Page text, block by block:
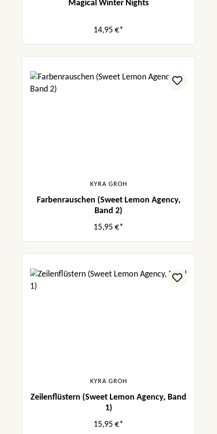
gefühlt, habe jede Emotion gespürt.“
„Groh ist es gelungen eine glaubhafte
Mischung aus Humor, Tiefgang und
Claudiasbuecherregal
Magical Winter Nights
14,95 €*
KYRA GROH
Farbenrauschen (Sweet Lemon Agency,
Band 2)
15,95 €*
KYRA GROH
Zeilenflüstern (Sweet Lemon Agency, Band
1)
15,95 €*